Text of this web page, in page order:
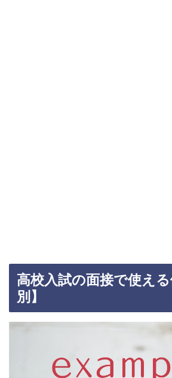
高校入試の面接で使え
別】